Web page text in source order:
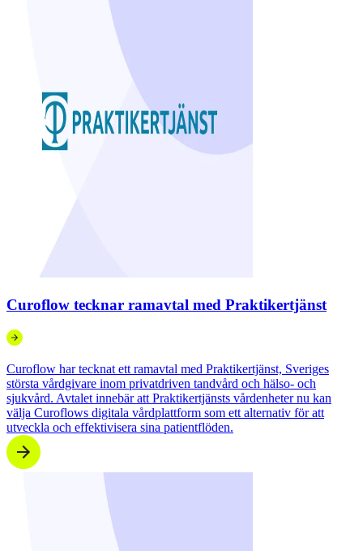
Curoflow tecknar ramavtal med Praktikertjänst
Curoflow har tecknat ett ramavtal med Praktikertjänst, Sveriges
största vårdgivare inom privatdriven tandvård och hälso- och
sjukvård. Avtalet innebär att Praktikertjänsts vårdenheter nu kan
välja Curoflows digitala vårdplattform som ett alternativ för att
utveckla och effektivisera sina patientflöden.